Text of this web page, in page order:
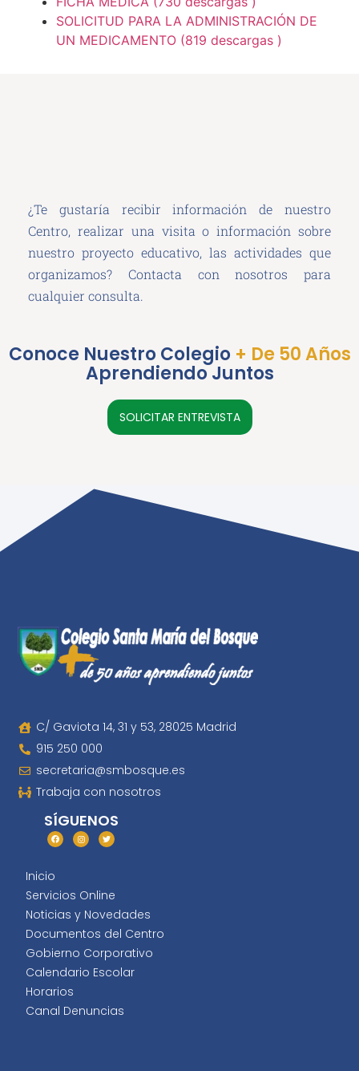
SOLICITUD PARA LA ADMINISTRACIÓN DE
UN MEDICAMENTO (819 descargas )
¿Te gustaría recibir información de nuestro
Centro, realizar una visita o información sobre
nuestro proyecto educativo, las actividades que
organizamos? Contacta con nosotros para
cualquier consulta.
Conoce Nuestro Colegio + De 50 Años
Aprendiendo Juntos
SOLICITAR ENTREVISTA
C/ Gaviota 14, 31 y 53, 28025 Madrid
915 250 000
secretaria@smbosque.es
Trabaja con nosotros
Inicio
Servicios Online
Noticias y Novedades
Documentos del Centro
Gobierno Corporativo
Calendario Escolar
Horarios
Canal Denuncias
SÍGUENOS